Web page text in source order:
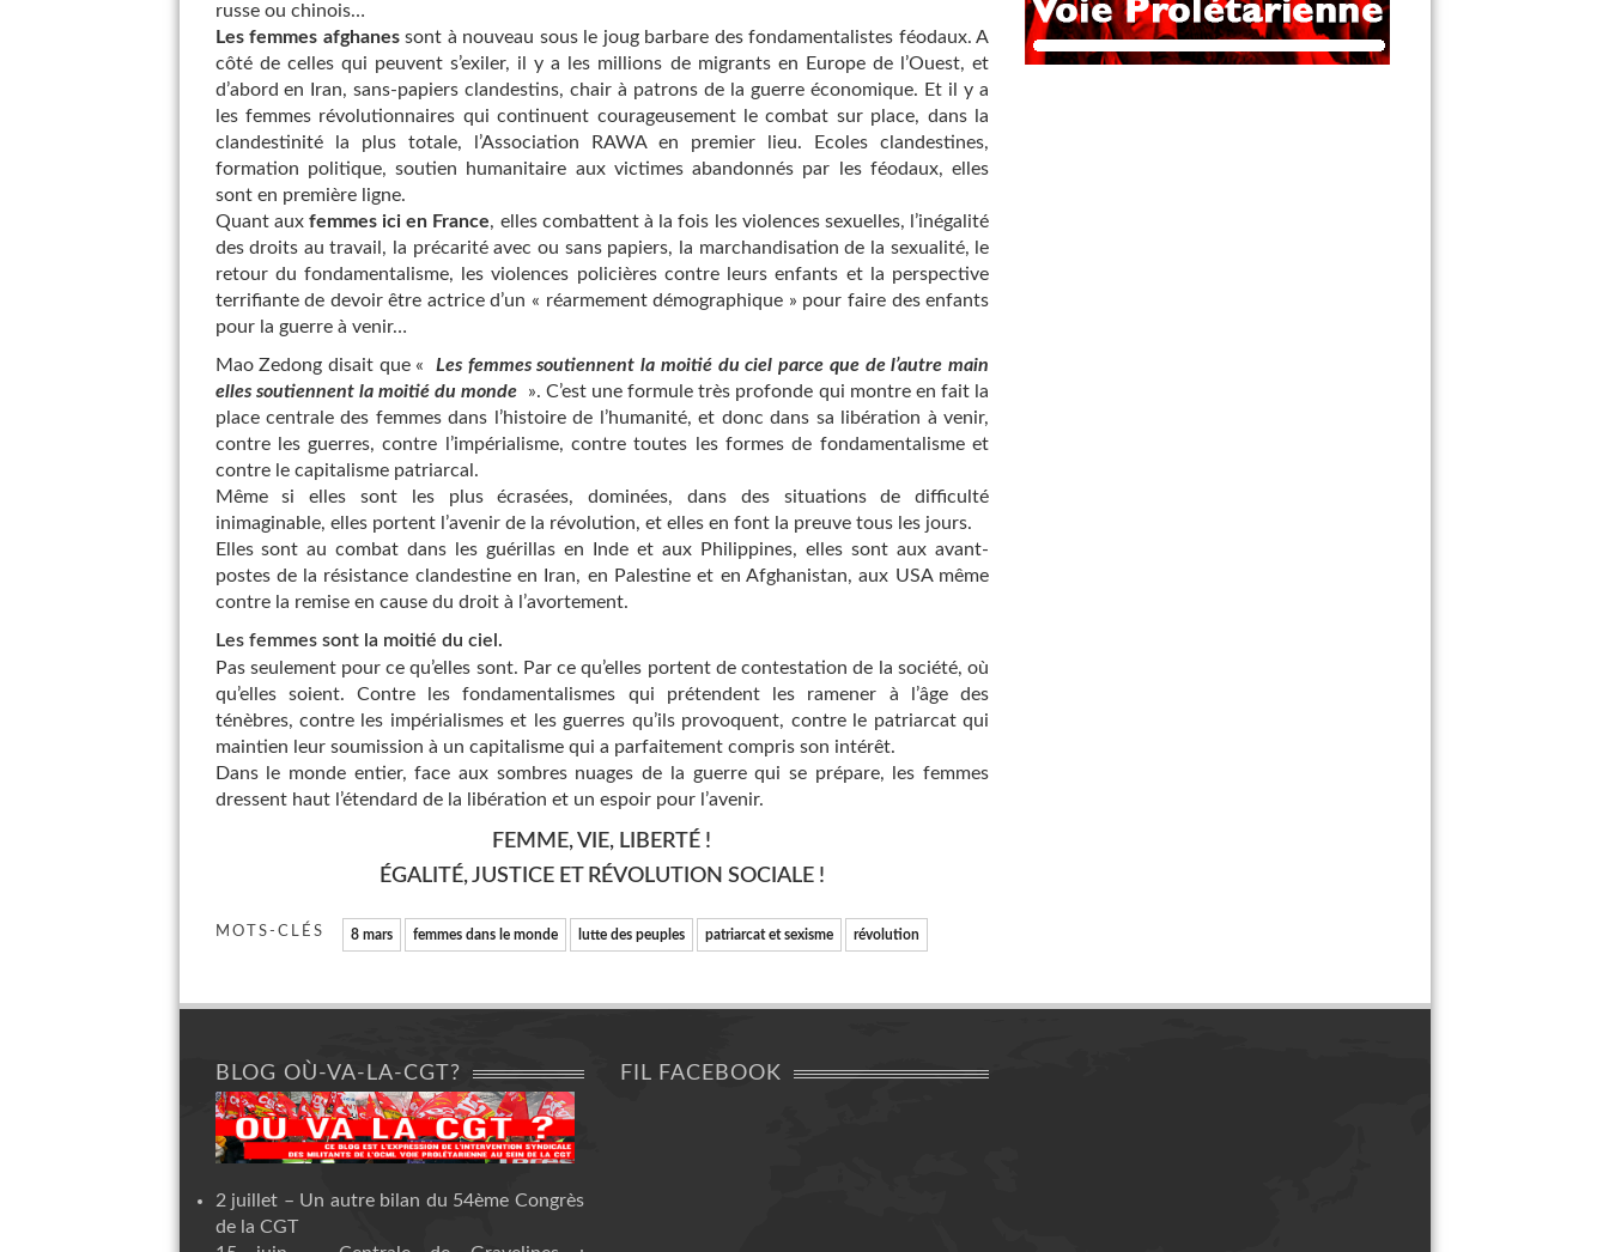
russe ou chinois…
Les femmes afghanessont à nouveau sous le joug barbare des fondamentalistes féodaux. A
côté de celles qui peuvent s’exiler, il y a les millions de migrants en Europe de l’Ouest, et
d’abord en Iran, sans-papiers clandestins, chair à patrons de la guerre économique. Et il y a
les femmes révolutionnaires qui continuent courageusement le combat sur place, dans la
clandestinité la plus totale, l’Association RAWA en premier lieu. Ecoles clandestines,
formation politique, soutien humanitaire aux victimes abandonnés par les féodaux, elles
sont en première ligne.
Quant aux femmes ici en France, elles combattent à la fois les violences sexuelles, l’inégalité
des droits au travail, la précarité avec ou sans papiers, la marchandisation de la sexualité, le
retour du fondamentalisme, les violences policières contre leurs enfants et la perspective
terrifiante de devoir être actrice d’un « réarmement démographique » pour faire des enfants
pour la guerre à venir…
Mao Zedong disait que «
Les femmes soutiennent la moitié du ciel parce que de l’autre main
elles soutiennent la moitié du monde
». C’est une formule très profonde qui montre en fait la
place centrale des femmes dans l’histoire de l’humanité, et donc dans sa libération à venir,
contre les guerres, contre l’impérialisme, contre toutes les formes de fondamentalisme et
contre le capitalisme patriarcal.
Même si elles sont les plus écrasées, dominées, dans des situations de difficulté
inimaginable, elles portent l’avenir de la révolution, et elles en font la preuve tous les jours.
Elles sont au combat dans les guérillas en Inde et aux Philippines, elles sont aux avant-
postes de la résistance clandestine en Iran, en Palestine et en Afghanistan, aux USA même
contre la remise en cause du droit à l’avortement.
Les femmes sont la moitié du ciel.
Pas seulement pour ce qu’elles sont. Par ce qu’elles portent de contestation de la société, où
qu’elles soient. Contre les fondamentalismes qui prétendent les ramener à l’âge des
ténèbres, contre les impérialismes et les guerres qu’ils provoquent, contre le patriarcat qui
maintien leur soumission à un capitalisme qui a parfaitement compris son intérêt.
Dans le monde entier, face aux sombres nuages de la guerre qui se prépare, les femmes
dressent haut l’étendard de la libération et un espoir pour l’avenir.
FEMME, VIE, LIBERTÉ !
ÉGALITÉ, JUSTICE ET RÉVOLUTION SOCIALE !
MOTS-CLÉS 8 mars femmes dans le monde lutte des peuples patriarcat et sexisme révolution
BLOG OÙ-VA-LA-CGT?
2 juillet – Un autre bilan du 54ème Congrès
de la CGT
FIL FACEBOOK